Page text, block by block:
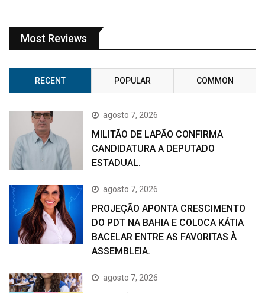
Most Reviews
RECENT POPULAR COMMON
agosto 7, 2026
MILITÃO DE LAPÃO CONFIRMA
CANDIDATURA A DEPUTADO
ESTADUAL.
agosto 7, 2026
PROJEÇÃO APONTA CRESCIMENTO
DO PDT NA BAHIA E COLOCA KÁTIA
BACELAR ENTRE AS FAVORITAS À
ASSEMBLEIA.
agosto 7, 2026